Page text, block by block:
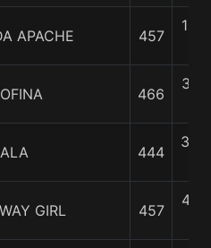
APACHE 457
1 3/
466
3 1/
444
3 3/
GIRL 457
4 1/